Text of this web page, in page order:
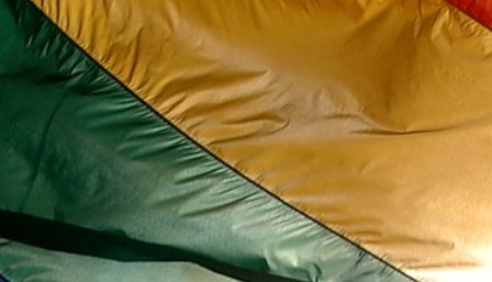
aufgrund der sexuellen Orientierung) ab.
Gegen diese Änderung wurde das
Referendum ergriffen.
Kanal K zeigt Flagge und empfiehlt ein Ja in
die Urne zu legen und somit ein klares
Zeichen zu setzen. Wir empfehlen dir
zudem diesenPodcastder Sendung
Radiomilch.